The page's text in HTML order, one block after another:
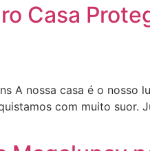
Casa
A nossa casa é o
com muito suor.